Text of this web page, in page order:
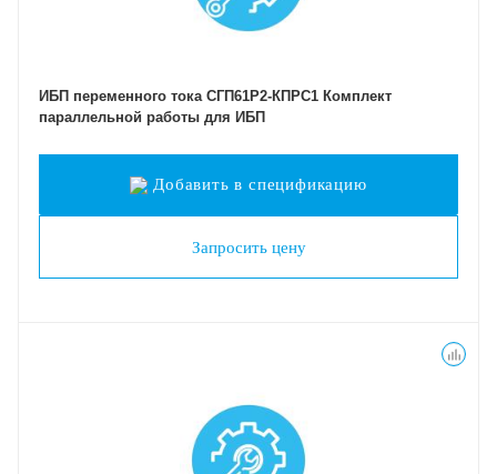
ИБП переменного тока СГП61Р2-КПРС1 Комплект
параллельной работы для ИБП
Добавить в спецификацию
Запросить цену